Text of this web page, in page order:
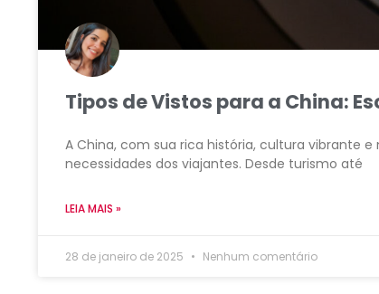
Tipos de Vistos para a China:
A China, com sua rica história, cultura vibrante
necessidades dos viajantes. Desde turismo até
LEIA MAIS »
28 de janeiro de 2025 Nenhum comentário